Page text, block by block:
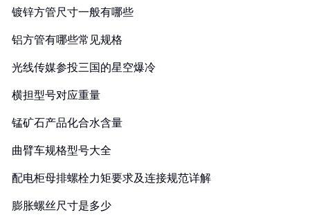
镀锌方管尺寸一般有哪些
铝方管有哪些常见规格
光线传媒参投三国的星空爆冷
横担型号对应重量
锰矿石产品化合水含量
曲臂车规格型号大全
配电柜母排螺栓力矩要求及连接规范详解
膨胀螺丝尺寸是多少